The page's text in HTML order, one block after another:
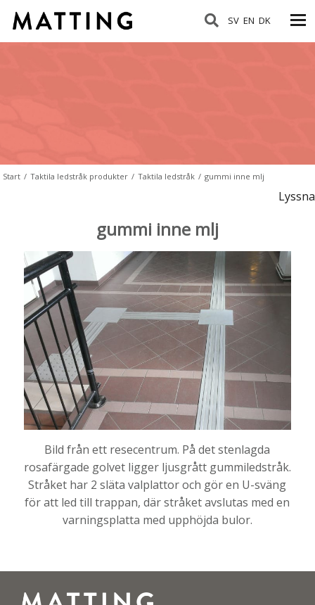
SV EN DK
Start / Taktila ledstråk produkter / Taktila ledstråk / gummi inne mlj
Lyssna
gummi inne mlj
Bild från ett resecentrum. På det stenlagda
rosafärgade golvet ligger ljusgrått gummiledstråk.
Stråket har 2 släta valplattor och gör en U-sväng
för att led till trappan, där stråket avslutas med en
varningsplatta med upphöjda bulor.